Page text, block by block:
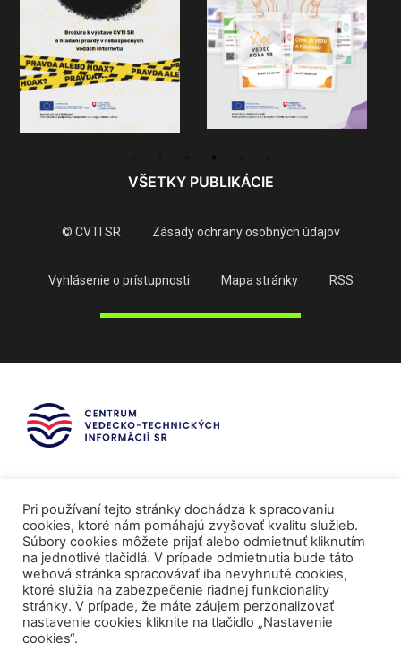
VŠETKY PUBLIKÁCIE
© CVTI SR Zásady ochrany osobných údajov
Vyhlásenie o prístupnosti Mapa stránky RSS
Mediálni partneri
Pri používaní tejto stránky dochádza k spracovaniu
cookies, ktoré nám pomáhajú zvyšovať kvalitu služieb.
Súbory cookies môžete prijať alebo odmietnuť kliknutím
na jednotlivé tlačidlá. V prípade odmietnutia bude táto
webová stránka spracovávať iba nevyhnuté cookies,
ktoré slúžia na zabezpečenie riadnej funkcionality
stránky. V prípade, že máte záujem perzonalizovať
nastavenie cookies kliknite na tlačidlo „Nastavenie
cookies“.